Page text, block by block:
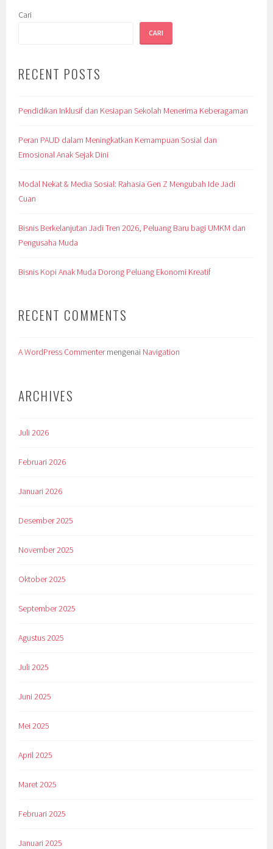
Cari
CARI
RECENT POSTS
Pendidikan Inklusif dan Kesiapan Sekolah Menerima Keberagaman
Peran PAUD dalam Meningkatkan Kemampuan Sosial dan
Emosional Anak Sejak Dini
Modal Nekat & Media Sosial: Rahasia Gen Z Mengubah Ide Jadi
Cuan
Bisnis Berkelanjutan Jadi Tren 2026, Peluang Baru bagi UMKM dan
Pengusaha Muda
Bisnis Kopi Anak Muda Dorong Peluang Ekonomi Kreatif
RECENT COMMENTS
A WordPress Commentermengenai Navigation
ARCHIVES
Juli 2026
Februari 2026
Januari 2026
Desember 2025
November 2025
Oktober 2025
September 2025
Agustus 2025
Juli 2025
Juni 2025
Mei 2025
April 2025
Maret 2025
Februari 2025
Januari 2025